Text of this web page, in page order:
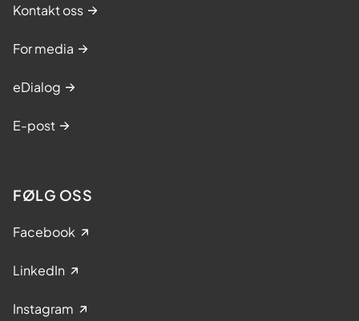
Kontakt oss
For media
eDialog
E-post
FØLG OSS
Facebook
LinkedIn
Instagram